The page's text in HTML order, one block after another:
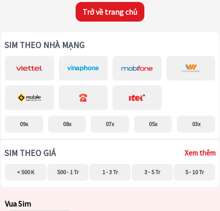
Trở về trang chủ
SIM THEO NHÀ MẠNG
09x 08x 07x 05x 03x
SIM THEO GIÁ Xem thêm
< 500 K 500 - 1 Tr 1 - 3 Tr 3 - 5 Tr 5 - 10 Tr
Vua Sim